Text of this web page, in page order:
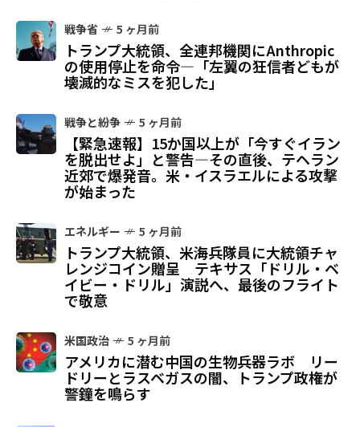
戦争省 5 ヶ月前
トランプ大統領、全連邦機関にAnthropic
の使用停止を命令—「左翼の狂信者どもが
壊滅的なミスを犯した」
戦争と紛争 5 ヶ月前
【緊急速報】15か国以上が「今すぐイラン
を脱出せよ」と警告—その直後、テヘラン
近郊で爆発音。米・イスラエルによる攻撃
が始まった
エネルギー 5 ヶ月前
トランプ大統領、米海兵隊員に大統領チャ
レンジコイン贈呈 テキサス「ドリル・ベ
イビー・ドリル」演説へ、最後のフライト
で敬意
米国政治 5 ヶ月前
アメリカに潜む中国の生物兵器ラボ リー
ドリーとラスベガスの闇、トランプ政権が
警鐘を鳴らす